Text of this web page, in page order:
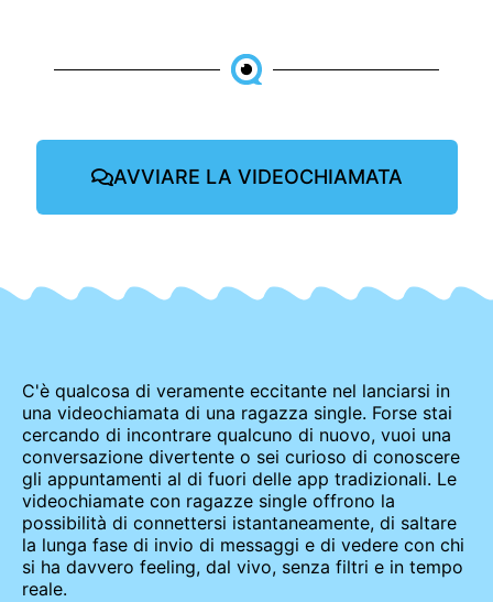
AVVIARE LA VIDEOCHIAMATA
C'è qualcosa di veramente eccitante nel lanciarsi in
una videochiamata di una ragazza single. Forse stai
cercando di incontrare qualcuno di nuovo, vuoi una
conversazione divertente o sei curioso di conoscere
gli appuntamenti al di fuori delle app tradizionali. Le
videochiamate con ragazze single offrono la
possibilità di connettersi istantaneamente, di saltare
la lunga fase di invio di messaggi e di vedere con chi
si ha davvero feeling, dal vivo, senza filtri e in tempo
reale.